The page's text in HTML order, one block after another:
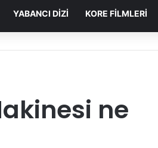
YABANCI DIZI KORE FILMLERI
ne